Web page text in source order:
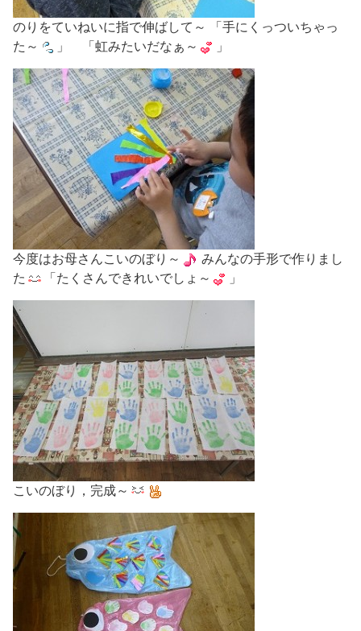
のりをていねいに指で伸ばして～ 「手にくっついちゃっ
た～
」 「虹みたいだなぁ～ 」
今度はお母さんこいのぼり～
みんなの手形で作りまし
た
「たくさんできれいでしょ～ 」
こいのぼり，完成～